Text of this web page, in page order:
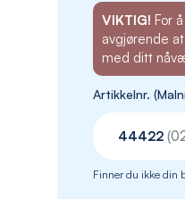
VIKTIG! For
avgjørende
med ditt
Artikkelnr.
Finner du ikke din
44422